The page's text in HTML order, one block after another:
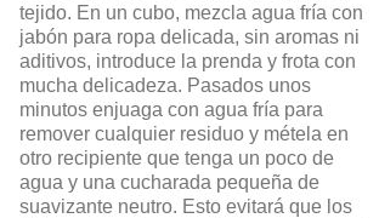
tejido. En un cubo, mezcla agua fría con
jabón para ropa delicada, sin aromas ni
aditivos, introduce la prenda y frota con
mucha delicadeza. Pasados unos
minutos enjuaga con agua fría para
remover cualquier residuo y métela en
otro recipiente que tenga un poco de
agua y una cucharada pequeña de
suavizante neutro. Esto evitará que los